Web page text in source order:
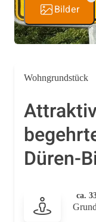
Bilder
Wohngrundstück
Düren-
ca.